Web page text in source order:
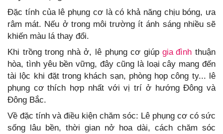
Đặc tính của lê phụng cơ là có khả năng chịu bóng, ưa
râm mát. Nếu ở trong môi trường ít ánh sáng nhiều sẽ
khiến màu lá thay đổi.
Khi trồng trong nhà ở, lê phụng cơ giúpgia đình thuận
hòa, tình yêu bền vững, đây cũng là loại cây mang đến
tài lộc khi đặt trong khách sạn, phòng họp công ty... lê
phụng cơ thích hợp nhất với vị trí ở hướng Đông và
Đông Bắc.
Về đặc tính và điều kiện chăm sóc: Lê phụng cơ có sức
sống lâu bền, thời gian nở hoa dài, cách chăm sóc